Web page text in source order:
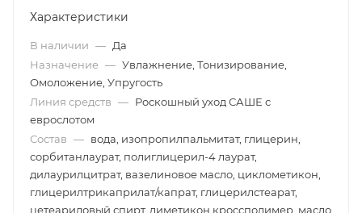
Характеристики
В наличии — Да
Назначение — Увлажнение, Тонизирование,
Омоложение, Упругость
Линия средств — Роскошный уход САШЕ с
еврослотом
Состав — вода, изопропилпальмитат, глицерин,
сорбитанлаурат, полиглицерил-4 лаурат,
дилаурилцитрат, вазелиновое масло, циклометикон,
глицерилтрикаприлат/капрат, глицерилстеарат,
цетеариловый спирт, диметикон кроссполимер, масло